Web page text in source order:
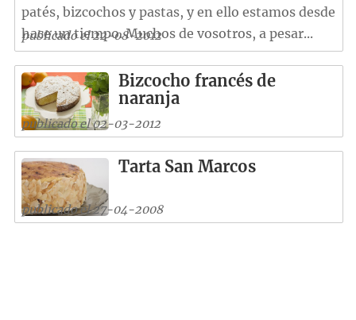
patés, bizcochos y pastas, y en ello estamos desde
hace un tiempo. Muchos de vosotros, a pesar...
publicado el 22-08-2012
Bizcocho francés de
naranja
publicado el 02-03-2012
Tarta San Marcos
publicado el 27-04-2008